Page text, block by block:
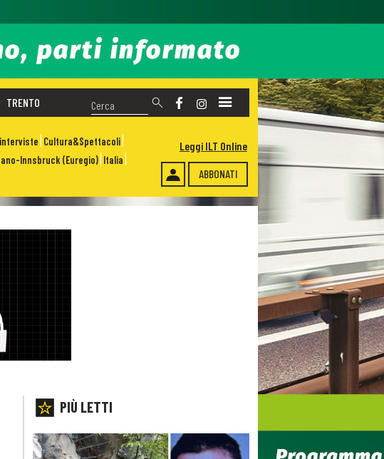
TRENTO
Cultura&Spettacoli
Innsbruck (Euregio) Italia
ABBONATI
Leggi ILT Online
PIÙ LETTI